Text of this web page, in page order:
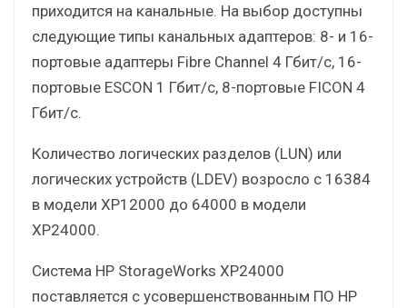
приходится на канальные. На выбор доступны
следующие типы канальных адаптеров: 8- и 16-
портовые адаптеры Fibre Channel 4 Гбит/с, 16-
портовые ESCON 1 Гбит/с, 8-портовые FICON 4
Гбит/с.
Количество логических разделов (LUN) или
логических устройств (LDEV) возросло с 16384
в модели XP12000 до 64000 в модели
XP24000.
Система HP StorageWorks XP24000
поставляется с усовершенствованным ПО HP